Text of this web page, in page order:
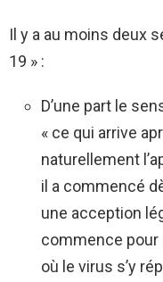
Il y a au moins deux
19 » :
D’une part le
« ce qui arrive
naturellement
il a commencé
une acception
commence pour
où le virus s’y